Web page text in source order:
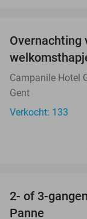
Overnachting
Campanile Hotel
Gent
Verkocht: 133
2- of 3-
Panne